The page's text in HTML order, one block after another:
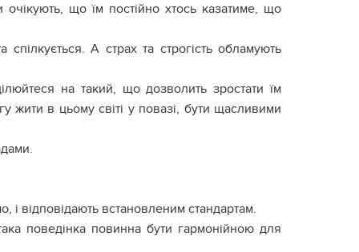
очікують, що їм постійно хтось казатиме, що
А страх та строгість обламують
на такий, що дозволить зростати їм
жити в цьому світі у повазі, бути щасливими
і відповідають встановленим стандартам.
поведінка повинна бути гармонійною для